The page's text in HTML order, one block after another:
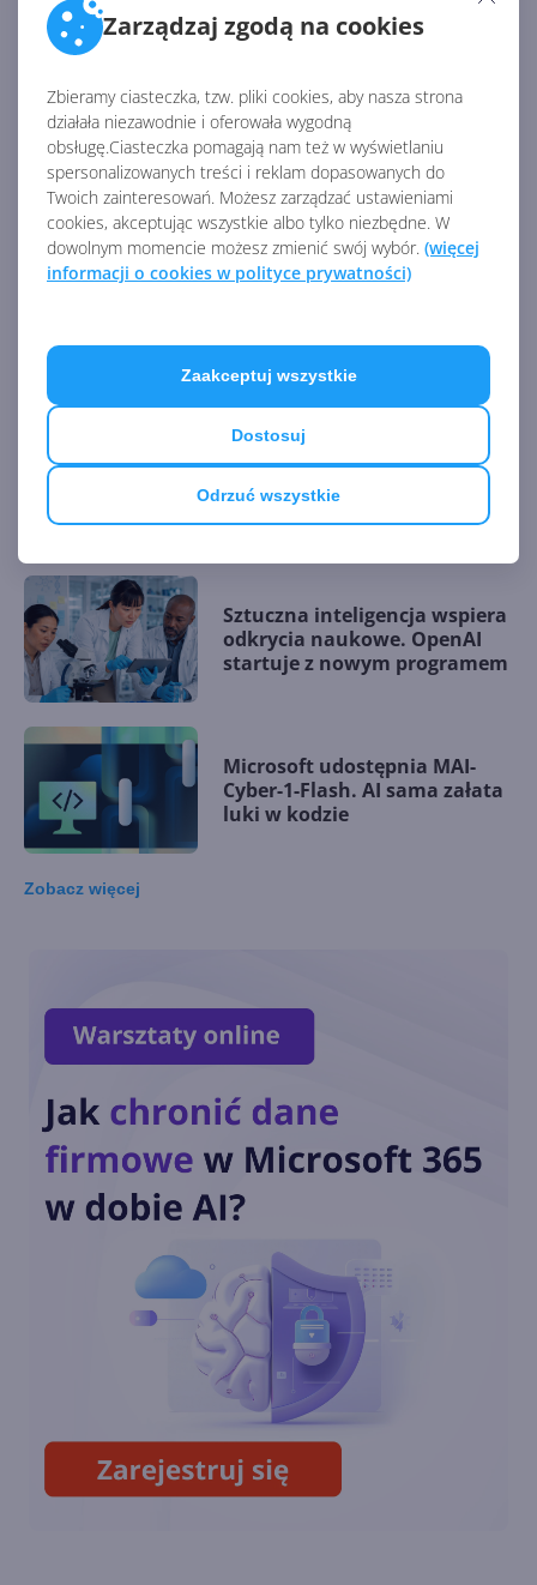
Zarządzaj zgodą na cookies
Zbieramy ciasteczka, tzw. pliki cookies, aby nasza strona
działała niezawodnie i oferowała wygodną
obsługę.Ciasteczka pomagają nam też w wyświetlaniu
spersonalizowanych treści i reklam dopasowanych do
Twoich zainteresowań. Możesz zarządzać ustawieniami
cookies, akceptując wszystkie albo tylko niezbędne. W
dowolnym momencie możesz zmienić swój wybór. (więcej
informacji o cookies w polityce prywatności)
Odrzuć wszystkie
Dostosuj
Zaakceptuj wszystkie
Źródło:
https://blog.aboutamazon.com/devices/alexa-what-
am-i-holding
AKTUALNOŚCI Z KATEGORII SZTUCZNA
INTELIGENCJA
problemów matematycznych
OpenAI tnie ceny modeli GPT-
5.6. Odpowiedź na presję Chin
Sztuczna inteligencja wspiera
odkrycia naukowe. OpenAI
startuje z nowym programem
Microsoft udostępnia MAI-
Cyber-1-Flash. AI sama załata
luki w kodzie
Microsoft stawia na własne
modele AI w aplikacjach i
chmurze
Autonomiczne modele
cyberatak na serwery Hugging
Face
Potężny model OpenAI uciekł
z sandboksa i został
wyłączony
Zobacz więcej